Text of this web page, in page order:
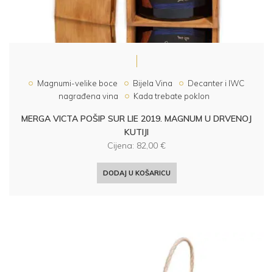
Magnumi-velike boce Bijela Vina
Decanter i IWC
nagrađena vina
Kada trebate poklon
MERGA VICTA POŠIP SUR LIE 2019. MAGNUM U DRVENOJ
KUTIJI
Cijena: 82,00 €
DODAJ U KOŠARICU